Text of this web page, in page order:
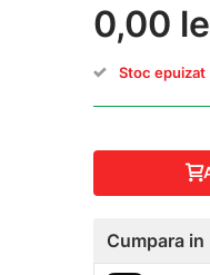
0,00
Stoc epuizat
Cumpara in